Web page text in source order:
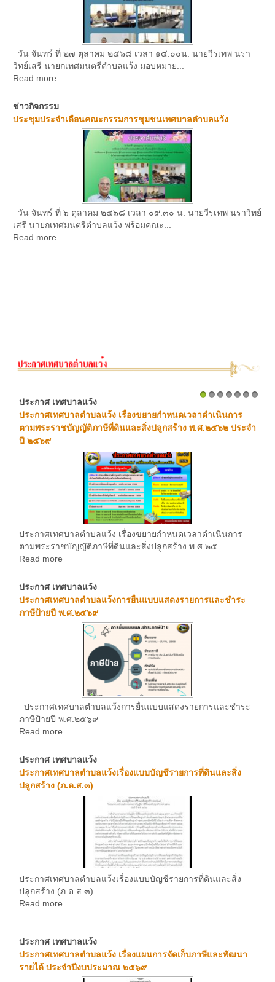
วัน จันทร์ ที่ ๒๗ ตุลาคม ๒๕๖๘ เวลา ๑๔.๐๐น. นายวีรเทพ นรา
วิทย์เสรี นายกเทศมนตรีตำบลแว้ง มอบหมาย...
Read more
ข่าวกิจกรรม
ประชุมประจำเดือนคณะกรรมการชุมชนเทศบาลตำบลแว้ง
วัน จันทร์ ที่ ๖ ตุลาคม ๒๕๖๘ เวลา ๐๙.๓๐ น. นายวีรเทพ นราวิทย์
เสรี นายกเทศมนตรีตำบลแว้ง พร้อมคณะ...
Read more
ประกาศ เทศบาลแว้ง
ประกาศเทศบาลตำบลแว้ง เรื่องขยายกำหนดเวลาดำเนินการ
ตามพระราชบัญญัติภาษีที่ดินและสิ่งปลูกสร้าง พ.ศ.๒๕๖๒ ประจำ
ปี ๒๕๖๙
ประกาศเทศบาลตำบลแว้ง เรื่องขยายกำหนดเวลาดำเนินการ
ตามพระราชบัญญัติภาษีที่ดินและสิ่งปลูกสร้าง พ.ศ.๒๕...
Read more
ประกาศ เทศบาลแว้ง
ประกาศเทศบาลตำบลแว้งการยื่นแบบแสดงรายการและชำระ
ภาษีป้ายปี พ.ศ.๒๕๖๙
ประกาศเทศบาลตำบลแว้งการยื่นแบบแสดงรายการและชำระ
ภาษีป้ายปี พ.ศ.๒๕๖๙
Read more
ประกาศ เทศบาลแว้ง
ประกาศเทศบาลตำบลแว้งเรื่องแบบบัญชีรายการที่ดินและสิ่ง
ปลูกสร้าง (ภ.ด.ส.๓)
ประกาศเทศบาลตำบลแว้งเรื่องแบบบัญชีรายการที่ดินและสิ่ง
ปลูกสร้าง (ภ.ด.ส.๓)
Read more
ประกาศ เทศบาลแว้ง
ประกาศเทศบาลตำบลแว้ง เรื่องแผนการจัดเก็บภาษีและพัฒนา
รายได้ ประจำปีงบประมาณ ๒๕๖๙